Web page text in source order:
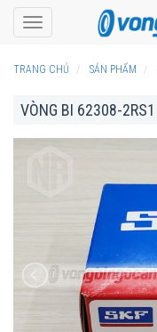
Toggle
navigation
TRANG CHỦ SẢN PHẨM
VÒNG BI 62308-